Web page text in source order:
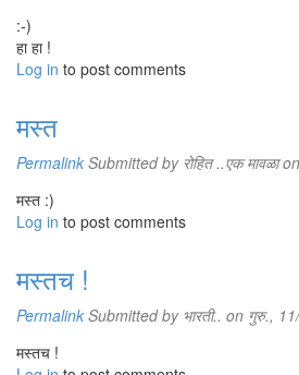
:-)
हा हा !
Log in to post comments
मस्त
Permalink Submitted by रोहित ..एक मावळा
मस्त :)
Log in to post comments
मस्तच !
Permalink Submitted by भारती.. on गुरु.,
मस्तच !